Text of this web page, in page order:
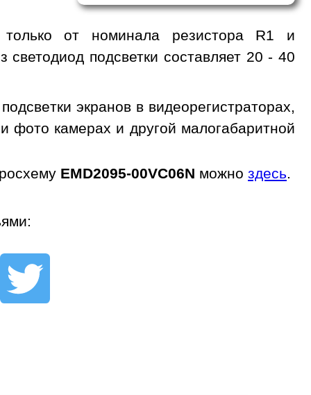
только от номинала резистора R1 и
светодиод подсветки составляет 20 - 40
экранов в видеорегистраторах,
фото камерах и другой малогабаритной
EMD2095-00VC06N можно здесь.